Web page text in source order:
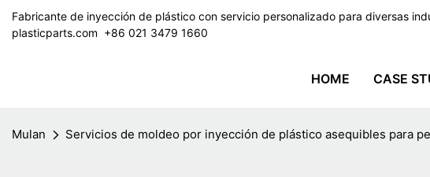
Fabricante de inyección de plástico con servicio personalizado para diversas
plasticparts.com ​​​​​​​ +86 021 3479 1660
HOME CASE
Mulan Servicios de moldeo por inyección de plástico asequibles para